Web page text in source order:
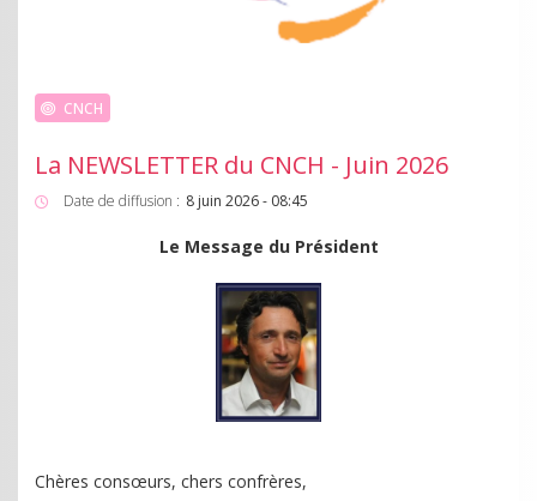
CNCH
La NEWSLETTER du CNCH - Juin 2026
Date de diffusion : 8 juin 2026 - 08:45
Le Message du Président
Chères consœurs, chers confrères,